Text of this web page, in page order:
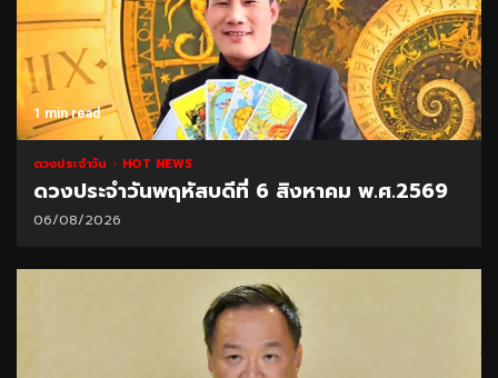
1 min read
ดวงประจำวัน HOT NEWS
ดวงประจำวันพฤหัสบดีที่ 6 สิงหาคม พ.ศ.2569
06/08/2026